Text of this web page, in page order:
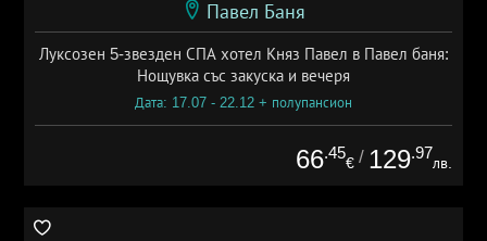
Павел Баня
Луксозен 5-звезден СПА хотел Княз Павел в Павел баня:
Нощувка със закуска и вечеря
Дата: 17.07 - 22.12 + полупансион
66.45
€ / 129.97
лв.